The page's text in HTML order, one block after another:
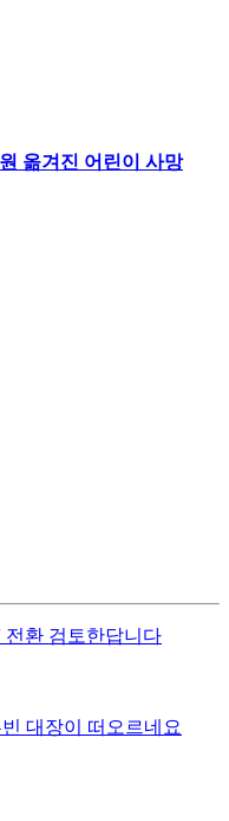
옮겨진 어린이 사망
전환 검토한답니다
대장이 떠오르네요